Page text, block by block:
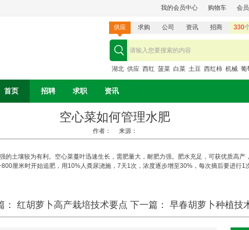
我的会员中心 购物车 会
供应 求购 公司 资讯 招商 330
湖北 供应 西红 菠菜 白菜 土豆 西红柿 机械 葡
首页 招聘 求职 资讯
空心菜如何管理水肥
作者： 来源：
土壤较为有利。空心菜蔓叶迅速生长，需肥量大，耐肥力强。肥水充足，可获优质高产
厘米时开始追肥，用10%人粪尿浇施，7天1次，浓度逐步增至30%，每次摘后要进行1
： 红胡萝卜高产栽培技术要点 下一篇： 早春胡萝卜种植技